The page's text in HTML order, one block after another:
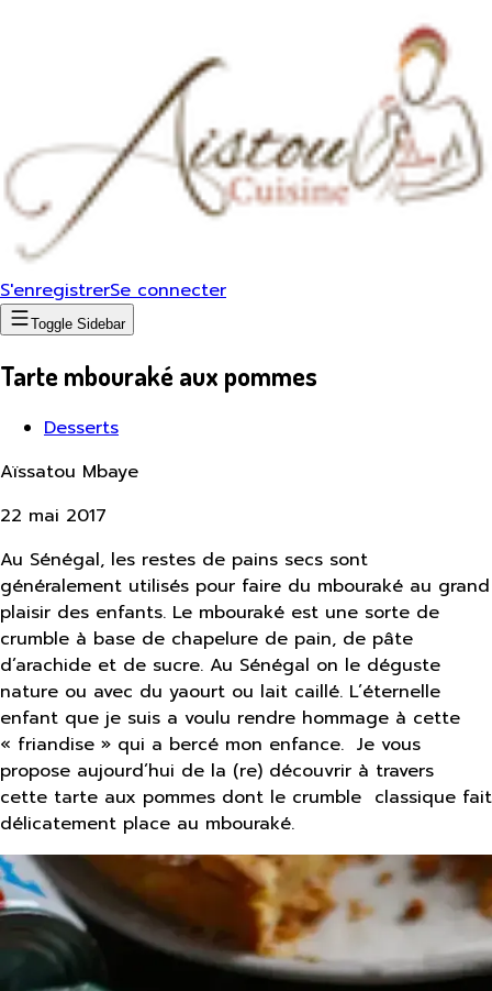
S'enregistrerSe connecter
Toggle Sidebar
Tarte mbouraké aux pommes
Desserts
Aïssatou Mbaye
22 mai 2017
Au Sénégal, les restes de pains secs sont
généralement utilisés pour faire du mbouraké au grand
plaisir des enfants. Le mbouraké est une sorte de
crumble à base de chapelure de pain, de pâte
d’arachide et de sucre. Au Sénégal on le déguste
nature ou avec du yaourt ou lait caillé. L’éternelle
enfant que je suis a voulu rendre hommage à cette
« friandise » qui a bercé mon enfance. Je vous
propose aujourd’hui de la (re) découvrir à travers
cette tarte aux pommes dont le crumble classique fait
délicatement place au mbouraké.